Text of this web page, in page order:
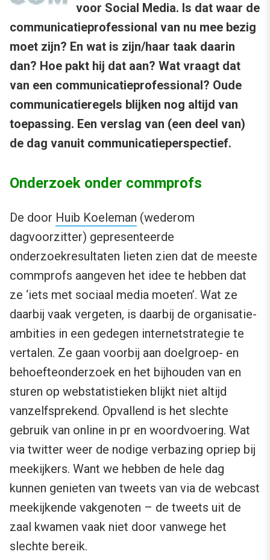
voor Social Media. Is dat waar de
communicatieprofessional van nu mee bezig
moet zijn? En wat is zijn/haar taak daarin
dan? Hoe pakt hij dat aan? Wat vraagt dat
van een communicatieprofessional? Oude
communicatieregels blijken nog altijd van
toepassing. Een verslag van (een deel van)
de dag vanuit communicatieperspectief.
Onderzoek onder commprofs
De door Huib Koeleman (wederom
dagvoorzitter) gepresenteerde
onderzoekresultaten lieten zien dat de meeste
commprofs aangeven het idee te hebben dat
ze ‘iets met sociaal media moeten’. Wat ze
daarbij vaak vergeten, is daarbij de organisatie-
ambities in een gedegen internetstrategie te
vertalen. Ze gaan voorbij aan doelgroep- en
behoefteonderzoek en het bijhouden van en
sturen op webstatistieken blijkt niet altijd
vanzelfsprekend. Opvallend is het slechte
gebruik van online in pr en woordvoering. Wat
via twitter weer de nodige verbazing opriep bij
meekijkers. Want we hebben de hele dag
kunnen genieten van tweets van via de webcast
meekijkende vakgenoten – de tweets uit de
zaal kwamen vaak niet door vanwege het
slechte bereik.